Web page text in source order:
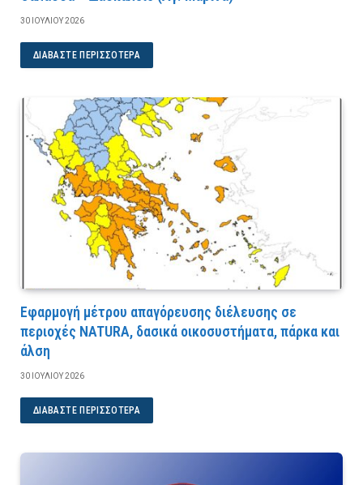
30 ΙΟΥΛΊΟΥ 2026
ΔΙΑΒΆΣΤΕ ΠΕΡΙΣΣΌΤΕΡΑ
Εφαρμογή μέτρου απαγόρευσης διέλευσης σε
περιοχές NATURA, δασικά οικοσυστήματα, πάρκα και
άλση
30 ΙΟΥΛΊΟΥ 2026
ΔΙΑΒΆΣΤΕ ΠΕΡΙΣΣΌΤΕΡΑ